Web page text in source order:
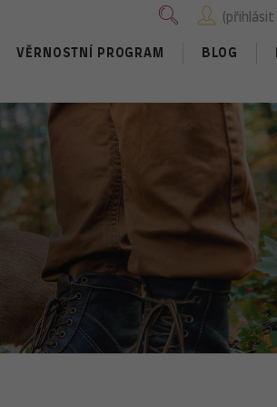
přihlásit
VĚRNOSTNÍ PROGRAM BLOG